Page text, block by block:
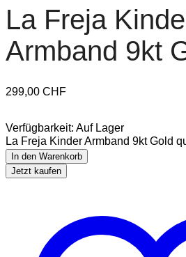
La Freja
Armband 9kt
299,00 CHF
Verfügbarkeit: Auf Lager
La Freja Kinder Armband 9kt Gold
In den Warenkorb
Jetzt kaufen